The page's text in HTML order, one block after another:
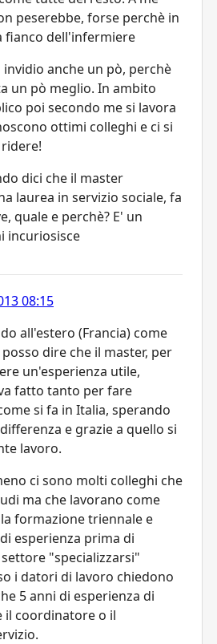
peserebbe, forse perchè in
fianco dell'infermiere
anche un pò, perchè
un pò meglio. In ambito
poi secondo me si lavora
ottimi colleghi e ci si
dici che il master
laurea in servizio sociale, fa
quale e perchè? E' un
incuriosisce
08:15
all'estero (Francia) come
dire che il master, per
un'esperienza utile,
fatto tanto per fare
si fa in Italia, sperando
e grazie a quello si
lavoro.
ci sono molti colleghi che
ma che lavorano come
formazione triennale e
esperienza prima di
"specializzarsi"
i datori di lavoro chiedono
5 anni di esperienza di
il coordinatore o il